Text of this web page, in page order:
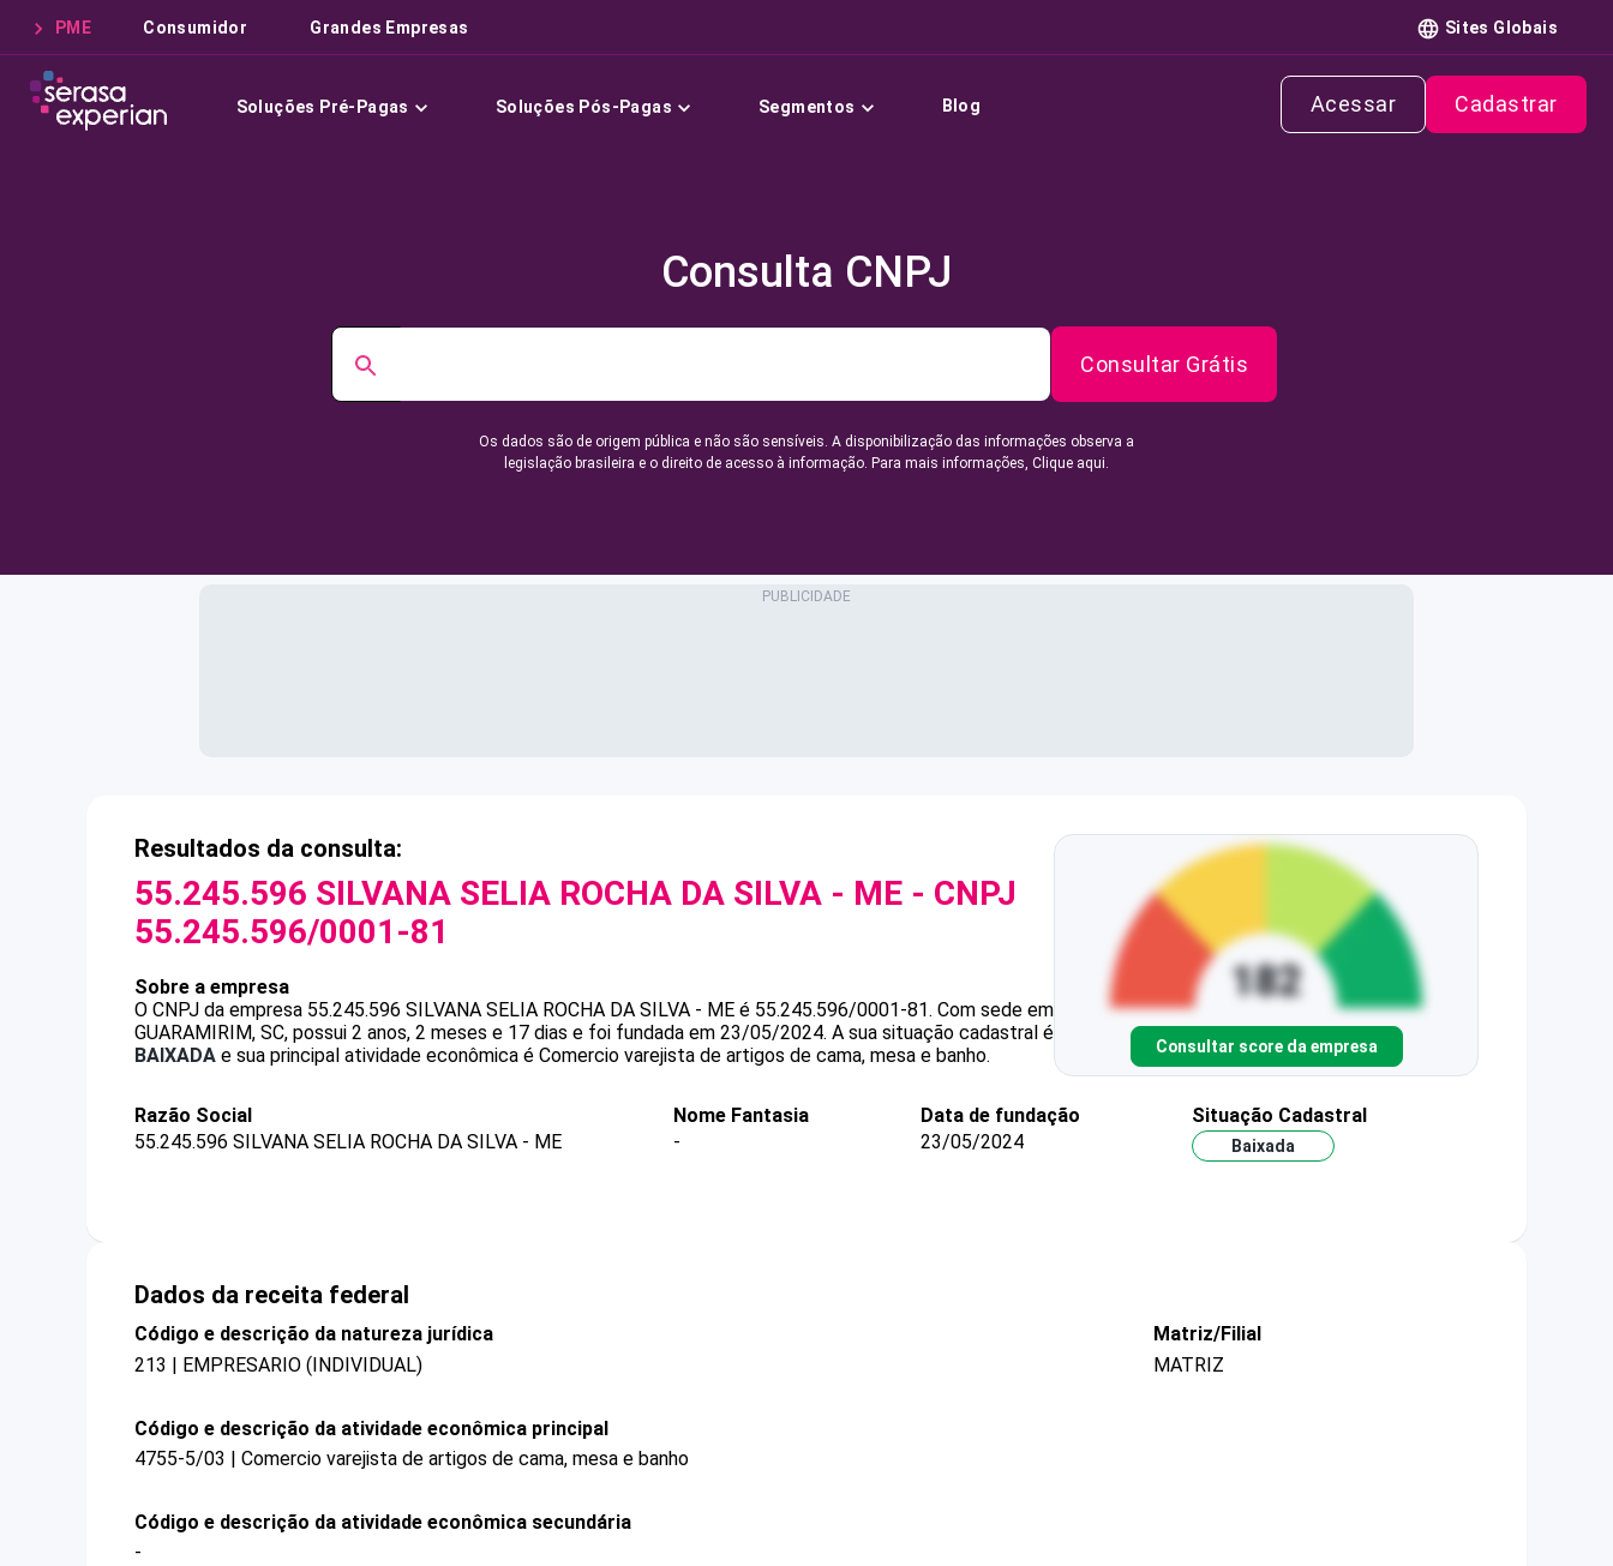
PME Consumidor Grandes Empresas Sites Globais
Soluções Pré-Pagas Soluções Pós-Pagas Segmentos Blog Acessar Cadastrar
Consulta CNPJ
Consultar Grátis
Os dados são de origem pública e não são sensíveis. A disponibilização das informações observa a
legislação brasileira e o direito de acesso à informação. Para mais informações, Clique aqui.
Resultados da consulta:
55.245.596 SILVANA SELIA ROCHA DA SILVA - ME - CNPJ
55.245.596/0001-81
Sobre a empresa
O CNPJ da empresa 55.245.596 SILVANA SELIA ROCHA DA SILVA - ME é 55.245.596/0001-81. Com sede em
GUARAMIRIM, SC, possui 2 anos, 2 meses e 17 dias e foi fundada em 23/05/2024. A sua situação cadastral é
BAIXADA e sua principal atividade econômica é Comercio varejista de artigos de cama, mesa e banho. Consultar score da empresa
Razão Social
55.245.596 SILVANA SELIA ROCHA DA SILVA - ME
Nome Fantasia
-
Data de fundação
23/05/2024
Situação Cadastral
Baixada
Dados da receita federal
Código e descrição da natureza jurídica
213 | EMPRESARIO (INDIVIDUAL)
Matriz/Filial
MATRIZ
Código e descrição da atividade econômica principal
4755-5/03 | Comercio varejista de artigos de cama, mesa e banho
Código e descrição da atividade econômica secundária
-